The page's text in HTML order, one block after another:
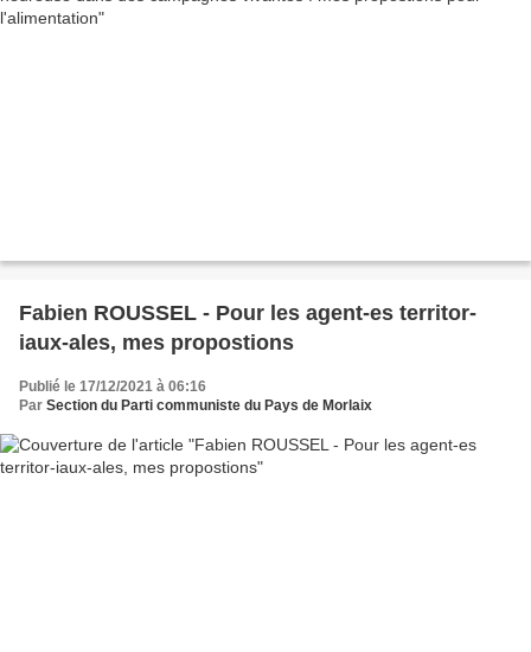
Fabien ROUSSEL - Pour les agent-es territor-
iaux-ales, mes propostions
Publié le 17/12/2021 à 06:16
Par Section du Parti communiste du Pays de Morlaix